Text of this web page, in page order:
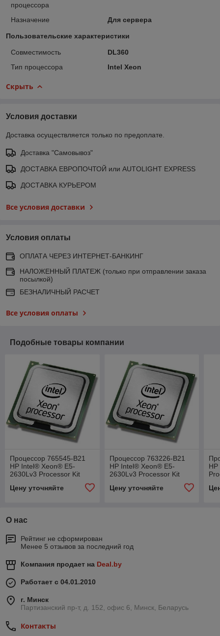
процессора
Назначение Для сервера
Пользовательские характеристики
Совместимость
DL360
Тип процессора
Intel Xeon
Скрыть
Условия доставки
Доставка осуществляется только по предоплате.
Доставка "Самовывоз"
ДОСТАВКА ЕВРОПОЧТОЙ или AUTOLIGHT EXPRESS
ДОСТАВКА КУРЬЕРОМ
Все условия доставки
Условия оплаты
ОПЛАТА ЧЕРЕЗ ИНТЕРНЕТ-БАНКИНГ
НАЛОЖЕННЫЙ ПЛАТЕЖ (только при отправлении заказа
посылкой)
БЕЗНАЛИЧНЫЙ РАСЧЕТ
Все условия оплаты
Подобные товары компании
Процессор 765545-B21
HP Intel® Xeon® E5-
2630Lv3 Processor Kit
Цену уточняйте
Процессор 763226-B21
HP Intel® Xeon® E5-
2630Lv3 Processor Kit
Цену уточняйте
О нас
Рейтинг не сформирован
Менее 5 отзывов за последний год
Компания продает на Deal.by
Работает с 04.01.2010
г. Минск
Партизанский пр-т, д. 152, офис 6, Минск, Беларусь
Контакты